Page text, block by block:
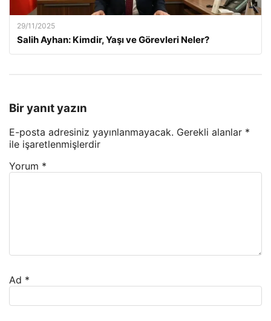
29/11/2025
Salih Ayhan: Kimdir, Yaşı ve Görevleri Neler?
Bir yanıt yazın
E-posta adresiniz yayınlanmayacak. Gerekli alanlar *
ile işaretlenmişlerdir
Yorum *
Ad *